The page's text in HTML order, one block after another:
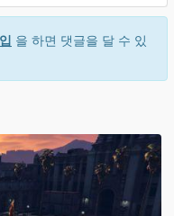
을 하면 댓글을 달 수 있